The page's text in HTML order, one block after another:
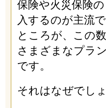
保険や火災保険
入するのが主流で
ところが、この
さまざまなプラ
です。
それはなぜでし